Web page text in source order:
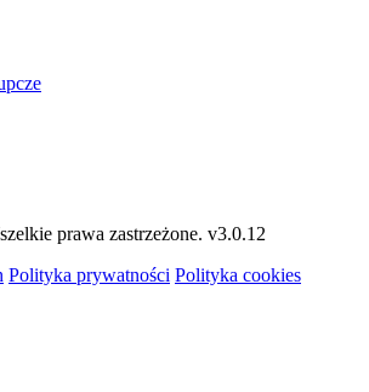
prawa zastrzeżone. v3.0.12
Polityka prywatności Polityka cookies